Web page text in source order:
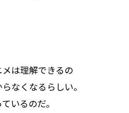
は理解できるの
なくなるらしい。
いるのだ。